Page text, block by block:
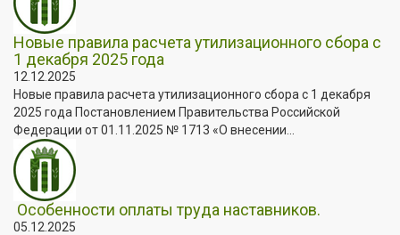
Новые правила расчета утилизационного сбора с
1 декабря 2025 года
12.12.2025
Новые правила расчета утилизационного сбора с 1 декабря
2025 года Постановлением Правительства Российской
Федерации от 01.11.2025 № 1713 «О внесении...
Особенности оплаты труда наставников.
05.12.2025